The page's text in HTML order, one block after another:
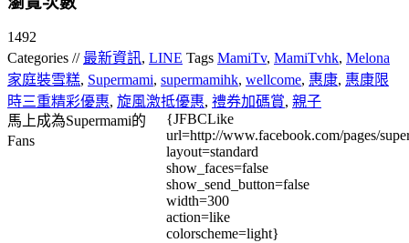
1492
Categories // 最新資訊, LINE Tags MamiTv, MamiTvhk, Melona
家庭裝雪糕, Supermami, supermamihk, wellcome, 惠康, 惠康限
時三重精彩優惠, 旋風激抵優惠, 禮券加碼賞, 親子
馬上成為Supermami的
Fans
{JFBCLike
url=http://www.facebook.com/pages/
layout=standard
show_faces=false
show_send_button=false
width=300
action=like
colorscheme=light}